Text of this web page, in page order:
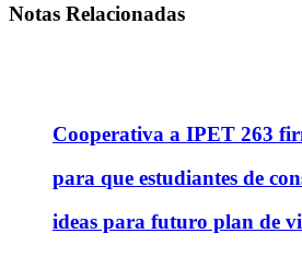
Cooperativa a IPET 263
para que estudiantes de
ideas para futuro plan de
Notas Relacionadas